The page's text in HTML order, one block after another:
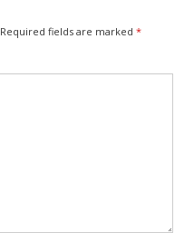
Required fields are marked *